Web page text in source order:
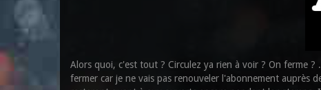
Alors quoi, c'est tout ? Circulez ya rien à voir ? On ferme
fermer car je ne vais pas renouveler l'abonnement auprès